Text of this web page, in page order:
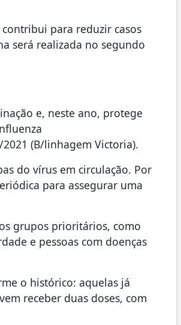
para reduzir casos
será realizada no segundo
e, neste ano, protege
(B/linhagem Victoria).
do vírus em circulação. Por
para assegurar uma
grupos prioritários, como
e pessoas com doenças
o histórico: aquelas já
receber duas doses, com